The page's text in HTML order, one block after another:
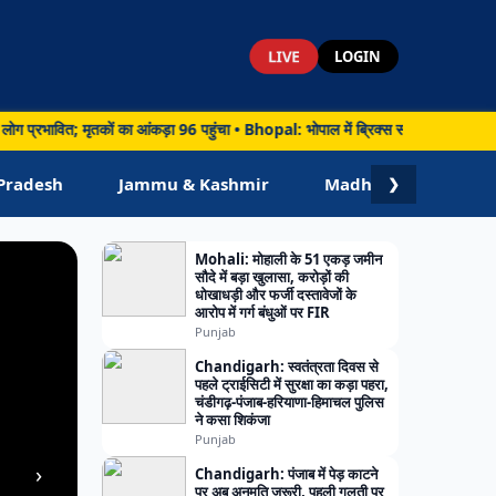
LIVE LOGIN
का आंकड़ा 96 पहुंचा • Bhopal: भोपाल में ब्रिक्स संस्कृति सम्मेलन का
Jammu & Kashmir Madhya Pradesh
❯
›
Mohali: मोहाली के 51 एकड़ जमीन
सौदे में बड़ा खुलासा, करोड़ों की
धोखाधड़ी और फर्जी दस्तावेजों के
आरोप में गर्ग बंधुओं पर FIR
Punjab
Chandigarh: स्वतंत्रता दिवस से
पहले ट्राईसिटी में सुरक्षा का कड़ा पहरा,
चंडीगढ़-पंजाब-हरियाणा-हिमाचल पुलिस
ने कसा शिकंजा
Punjab
Chandigarh: पंजाब में पेड़ काटने
पर अब अनुमति जरूरी, पहली गलती पर